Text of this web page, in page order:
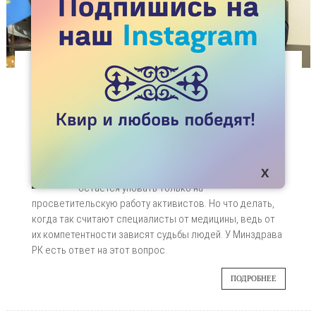
МИНЗДРАВ РК ЗАПРЕЩАЕТ ЛЕЧИТЬ
ГОМОСЕКСУАЛЬНОСТЬ
19
остается уповать только на
просветительскую работу активистов. Но что делать,
когда так считают специалисты от медицины, ведь от
их компетентности зависят судьбы людей. У Минздрава
РК есть ответ на этот вопрос.
ПОДРОБНЕЕ